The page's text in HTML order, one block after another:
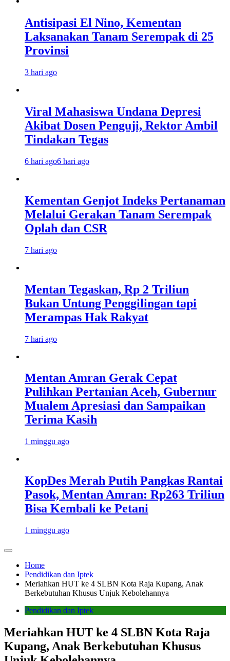
Antisipasi El Nino, Kementan
Laksanakan Tanam Serempak di 25
Provinsi
3 hari ago
Viral Mahasiswa Undana Depresi
Akibat Dosen Penguji, Rektor Ambil
Tindakan Tegas
6 hari ago6 hari ago
Kementan Genjot Indeks Pertanaman
Melalui Gerakan Tanam Serempak
Oplah dan CSR
7 hari ago
Mentan Tegaskan, Rp 2 Triliun
Bukan Untung Penggilingan tapi
Merampas Hak Rakyat
7 hari ago
Mentan Amran Gerak Cepat
Pulihkan Pertanian Aceh, Gubernur
Mualem Apresiasi dan Sampaikan
Terima Kasih
1 minggu ago
KopDes Merah Putih Pangkas Rantai
Pasok, Mentan Amran: Rp263 Triliun
Bisa Kembali ke Petani
1 minggu ago
Home
Pendidikan dan Iptek
Meriahkan HUT ke 4 SLBN Kota Raja Kupang, Anak
Berkebutuhan Khusus Unjuk Kebolehannya
Pendidikan dan Iptek
Meriahkan HUT ke 4 SLBN Kota Raja
Kupang, Anak Berkebutuhan Khusus